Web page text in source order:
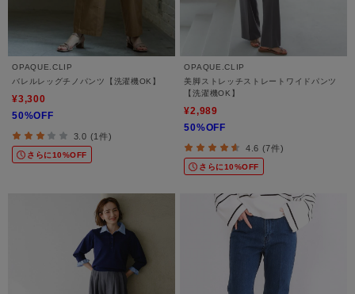
OPAQUE.CLIP
バレルレッグチノパンツ【洗濯機OK】
¥3,300
50%OFF
3.0 (1件)
さらに10%OFF
OPAQUE.CLIP
美脚ストレッチストレートワイドパンツ
【洗濯機OK】
¥2,989
50%OFF
4.6 (7件)
さらに10%OFF